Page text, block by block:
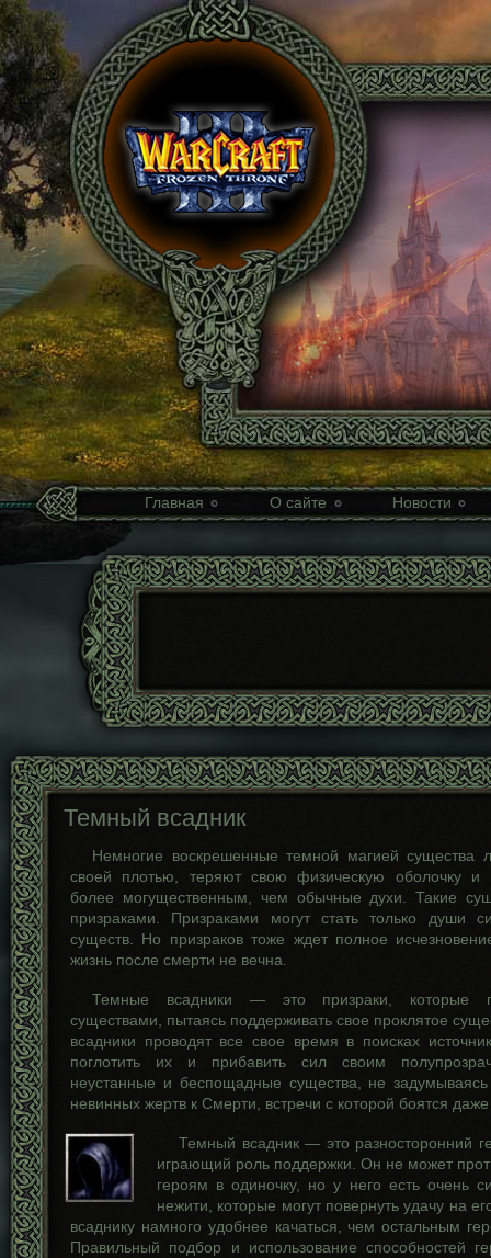
Главная О сайте Новости
Темный всадник
Немногие воскрешенные темной магией существа
своей плотью, теряют свою физическую оболочку и
более могущественным, чем обычные духи. Такие
призраками. Призраками могут стать только души
существ. Но призраков тоже ждет полное
жизнь после смерти не вечна.
Темные всадники — это призраки, которые
существами, пытаясь поддерживать свое проклятое
всадники проводят все свое время в поисках
поглотить их и прибавить сил своим
неустанные и беспощадные существа, не
невинных жертв к Смерти, встречи с которой боятся
Темный всадник — это разносторонний
играющий роль поддержки. Он не может
героям в одиночку, но у него есть очень
нежити, которые могут повернуть удачу на
всаднику намного удобнее качаться, чем остальным
Правильный подбор и использование способностей